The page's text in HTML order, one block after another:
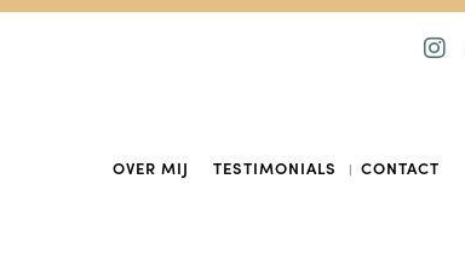
OVER MIJ TESTIMONIALS CONTACT